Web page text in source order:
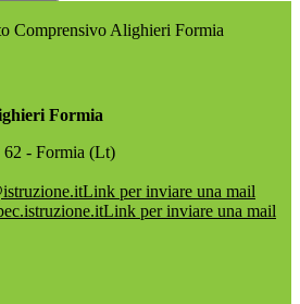
Comprensivo Alighieri Formia
Formia
- Formia (Lt)
Link per inviare una mail
Link per inviare una mail